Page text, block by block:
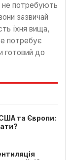
не потребують
зазвичай
їхня вища,
потребує
готовий до
та Європи: